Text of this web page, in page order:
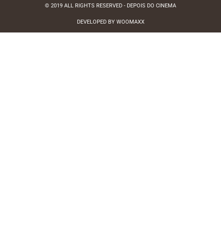
© 2019 ALL RIGHTS RESERVED - DEPOIS DO CINEMA
DEVELOPED BY WOOMAXX